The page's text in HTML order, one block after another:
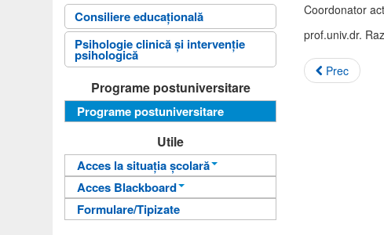
Consiliere educațională
Psihologie clinică și intervenție
psihologică
Programe postuniversitare
Programe postuniversitare
Utile
Acces la situația școlară
Informații pentru acces
Autentificare
Acces Blackboard
Informații pentru acces
Formulare/Tipizate
Coordonator
prof.univ.dr.
Prec